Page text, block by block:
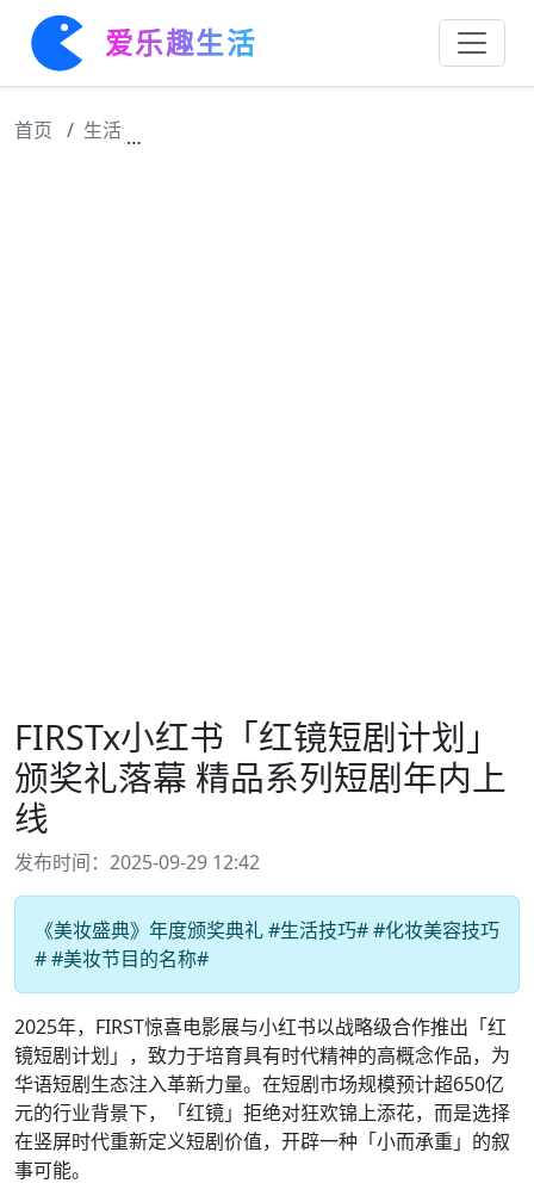
爱乐趣生活
首页 生活
FIRSTx小红书「红镜短剧计划」
颁奖礼落幕 精品系列短剧年内上
线
发布时间：2025-09-29 12:42
《美妆盛典》年度颁奖典礼 #生活技巧# #化妆美容技巧
# #美妆节目的名称#
2025年，FIRST惊喜电影展与小红书以战略级合作推出「红
镜短剧计划」，致力于培育具有时代精神的高概念作品，为
华语短剧生态注入革新力量。在短剧市场规模预计超650亿
元的行业背景下，「红镜」拒绝对狂欢锦上添花，而是选择
在竖屏时代重新定义短剧价值，开辟一种「小而承重」的叙
事可能。